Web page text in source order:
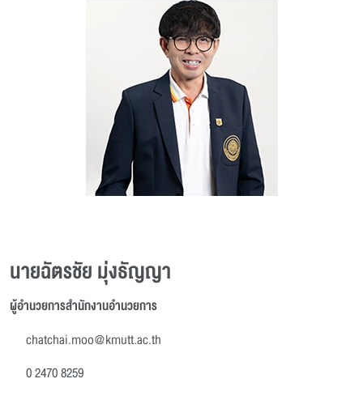
นายฉัตรชัย มุ่งธัญญา
ผู้อำนวยการสำนักงานอำนวยการ
chatchai.moo@kmutt.ac.th
0 2470 8259